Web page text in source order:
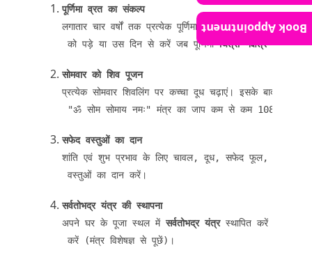
पूर्णिमा व्रत का संकल्प
लगातार चार वर्षों तक प्रत्येक पूर्णिमा को व्रत रखें। व्रत की
को पड़े या उस दिन से करें जब पूर्णिमा चित्रा नक्षत्र में हो और
सोमवार को शिव पूजन
प्रत्येक सोमवार शिवलिंग पर कच्चा दूध चढ़ाएं। इसके बाद
"ॐ सोम सोमाय नमः" मंत्र का जाप कम से कम 108 बार
सफेद वस्तुओं का दान
शांति एवं शुभ प्रभाव के लिए चावल, दूध, सफेद फूल, कपूर,
वस्तुओं का दान करें।
सर्वतोभद्र यंत्र की स्थापना
अपने घर के पूजा स्थल में सर्वतोभद्र यंत्र स्थापित करें और एक
करें (मंत्र विशेषज्ञ से पूछें)।
Book Appointment